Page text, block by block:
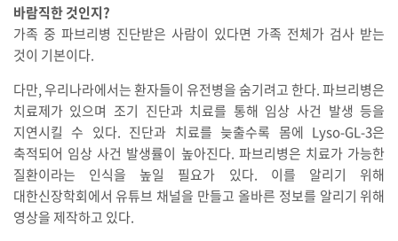
바람직한 것인지?
가족 중 파브리병 진단받은 사람이 있다면 가족 전체가 검사 받는
것이 기본이다.
다만, 우리나라에서는 환자들이 유전병을 숨기려고 한다. 파브리병은
치료제가 있으며 조기 진단과 치료를 통해 임상 사건 발생 등을
지연시킬 수 있다. 진단과 치료를 늦출수록 몸에 Lyso-GL-3은
축적되어 임상 사건 발생률이 높아진다. 파브리병은 치료가 가능한
질환이라는 인식을 높일 필요가 있다. 이를 알리기 위해
대한신장학회에서 유튜브 채널을 만들고 올바른 정보를 알리기 위해
영상을 제작하고 있다.